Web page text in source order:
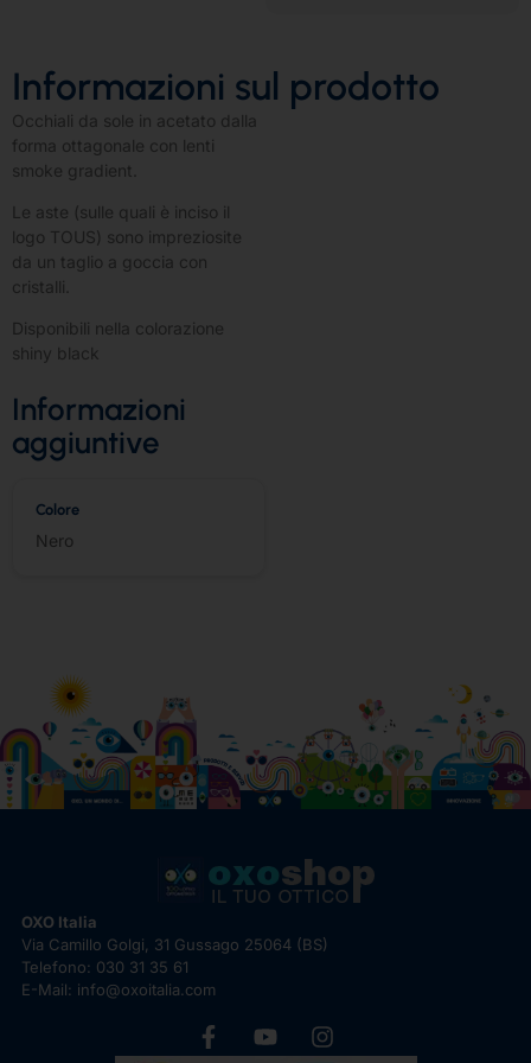
Informazioni sul prodotto
Occhiali da sole in acetato dalla
forma ottagonale con lenti
smoke gradient.
Le aste (sulle quali è inciso il
logo TOUS) sono impreziosite
da un taglio a goccia con
cristalli.
Disponibili nella colorazione
shiny black
Informazioni
aggiuntive
Colore
Nero
OXO Italia
Via Camillo Golgi, 31 Gussago 25064 (BS)
Telefono: 030 31 35 61
E-Mail: info@oxoitalia.com